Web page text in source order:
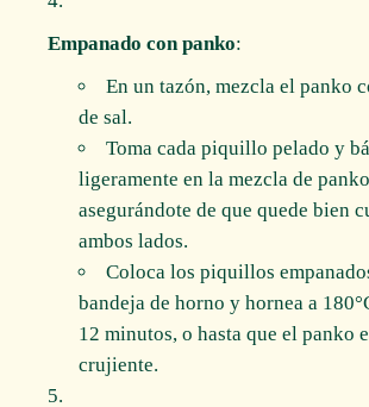
Empanado con panko:
En un tazón, mezcla el panko
de sal.
Toma cada piquillo pelado y
ligeramente en la mezcla de
asegurándote de que quede bien
ambos lados.
Coloca los piquillos
bandeja de horno y hornea a
12 minutos, o hasta que el panko
crujiente.